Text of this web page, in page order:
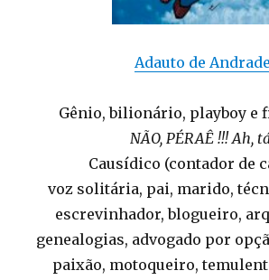
Adauto de Andrade
Gênio, bilionário, playboy e
NÃO, PÉRAÊ !!! Ah,
Causídico (contador de
voz solitária, pai, marido,
escrevinhador, blogueiro,
genealogias, advogado por
paixão, motoqueiro,